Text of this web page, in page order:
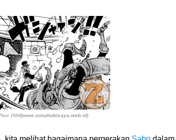
Mudah Dan Tidak Ribet Sama Sekali
Jadi Penanggung Jawab Penjara Udon
Yang Poster Bountynya Poster Konser
Yang Memiliki Nama Lain Terang Bulan
1084(www.zonahobisaya.web.id)